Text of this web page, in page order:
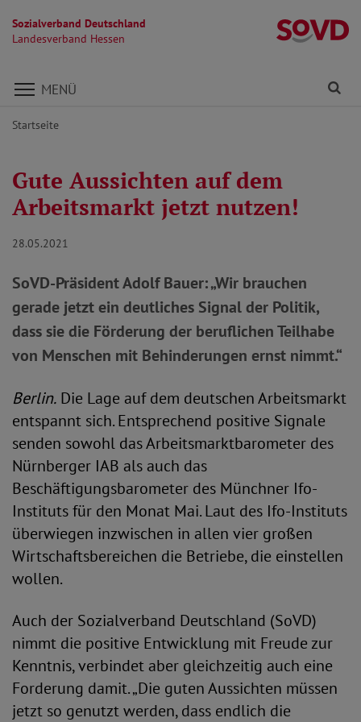
Sozialverband Deutschland
Landesverband Hessen
Direkt zu den Inhalten springen
MENÜ
Startseite
Gute Aussichten auf dem
Arbeitsmarkt jetzt nutzen!
28.05.2021
SoVD-Präsident Adolf Bauer: „Wir brauchen
gerade jetzt ein deutliches Signal der Politik,
dass sie die Förderung der beruflichen Teilhabe
von Menschen mit Behinderungen ernst nimmt.“
Berlin. Die Lage auf dem deutschen Arbeitsmarkt
entspannt sich. Entsprechend positive Signale
senden sowohl das Arbeitsmarktbarometer des
Nürnberger IAB als auch das
Beschäftigungsbarometer des Münchner Ifo-
Instituts für den Monat Mai. Laut des Ifo-Instituts
überwiegen inzwischen in allen vier großen
Wirtschaftsbereichen die Betriebe, die einstellen
wollen.
Auch der Sozialverband Deutschland (SoVD)
nimmt die positive Entwicklung mit Freude zur
Kenntnis, verbindet aber gleichzeitig auch eine
Forderung damit. „Die guten Aussichten müssen
jetzt so genutzt werden, dass endlich die